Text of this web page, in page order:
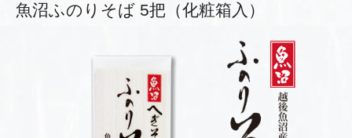
魚沼ふのりそば 5把（化粧箱入）